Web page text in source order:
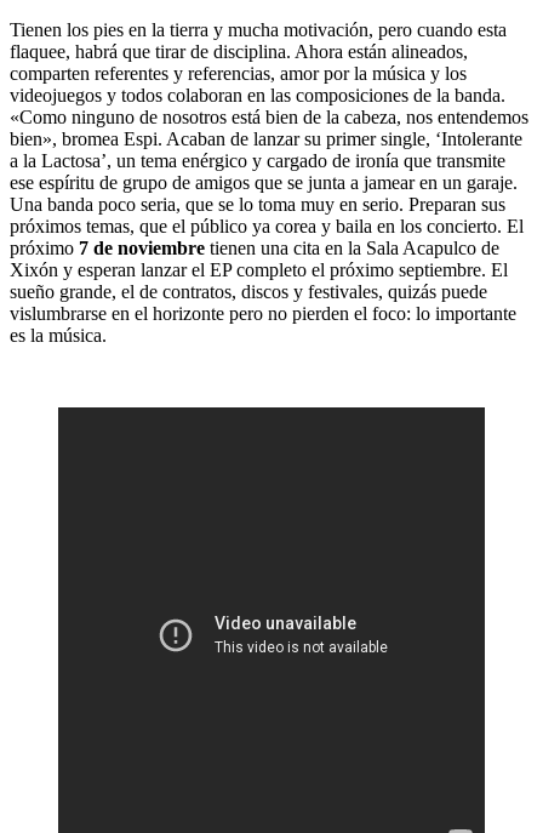
Tienen los pies en la tierra y mucha motivación, pero cuando esta
flaquee, habrá que tirar de disciplina. Ahora están alineados,
comparten referentes y referencias, amor por la música y los
videojuegos y todos colaboran en las composiciones de la banda.
«Como ninguno de nosotros está bien de la cabeza, nos entendemos
bien», bromea Espi. Acaban de lanzar su primer single, ‘Intolerante
a la Lactosa’, un tema enérgico y cargado de ironía que transmite
ese espíritu de grupo de amigos que se junta a jamear en un garaje.
Una banda poco seria, que se lo toma muy en serio. Preparan sus
próximos temas, que el público ya corea y baila en los concierto. El
próximo 7 de noviembre tienen una cita en la Sala Acapulco de
Xixón y esperan lanzar el EP completo el próximo septiembre. El
sueño grande, el de contratos, discos y festivales, quizás puede
vislumbrarse en el horizonte pero no pierden el foco: lo importante
es la música.